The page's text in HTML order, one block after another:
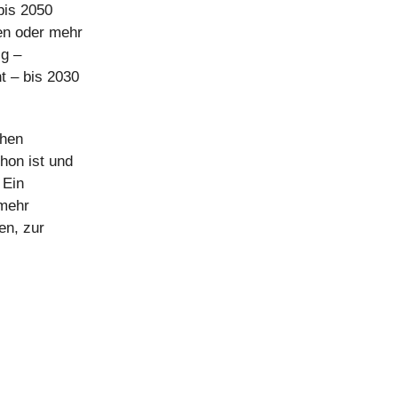
2050
oder mehr
–
– bis 2030
ist und
zur